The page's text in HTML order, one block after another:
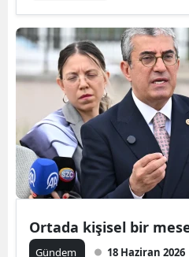
Ortada kişisel bir
Gündem 18 Haziran 2026